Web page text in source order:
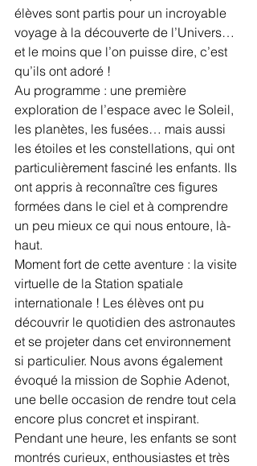
élèves sont partis pour un incroyable
voyage à la découverte de l’Univers…
et le moins que l’on puisse dire, c’est
qu’ils ont adoré !
Au programme : une première
exploration de l’espace avec le Soleil,
les planètes, les fusées… mais aussi
les étoiles et les constellations, qui ont
particulièrement fasciné les enfants. Ils
ont appris à reconnaître ces figures
formées dans le ciel et à comprendre
un peu mieux ce qui nous entoure, là-
haut.
Moment fort de cette aventure : la visite
virtuelle de la Station spatiale
internationale ! Les élèves ont pu
découvrir le quotidien des astronautes
et se projeter dans cet environnement
si particulier. Nous avons également
évoqué la mission de Sophie Adenot,
une belle occasion de rendre tout cela
encore plus concret et inspirant.
Pendant une heure, les enfants se sont
montrés curieux, enthousiastes et très